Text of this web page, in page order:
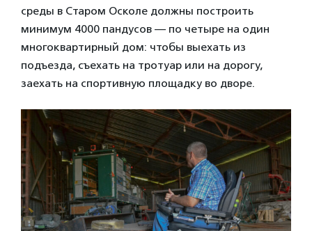
среды в Старом Осколе должны построить
минимум 4000 пандусов — по четыре на один
многоквартирный дом: чтобы выехать из
подъезда, съехать на тротуар или на дорогу,
заехать на спортивную площадку во дворе.